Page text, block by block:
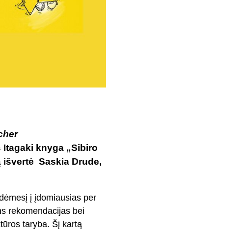
knyga „Sibiro
išvertė Saskia Drude,
į įdomiausias per
rekomendacijas bei
taryba. Šį kartą